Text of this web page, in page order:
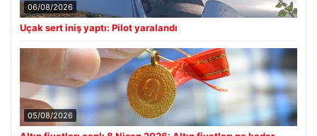
06/08/2026
Uçak sert iniş yaptı: Pilot yaralandı
05/08/2026